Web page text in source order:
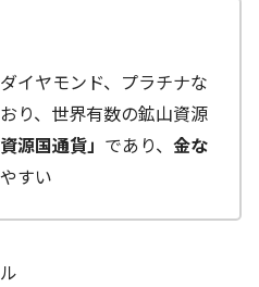
イヤモンド、プラチナな
り、世界有数の鉱山資源
資源国通貨」 であり、 金な
すい